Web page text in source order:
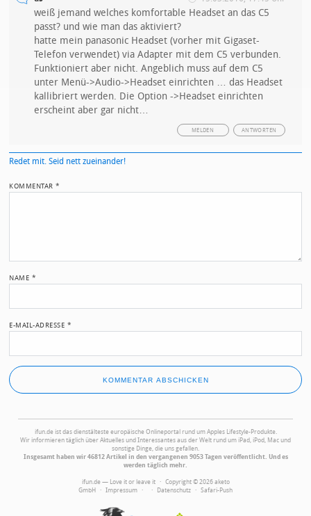
weiß jemand welches komfortable Headset an das C5
passt? und wie man das aktiviert?
hatte mein panasonic Headset (vorher mit Gigaset-
Telefon verwendet) via Adapter mit dem C5 verbunden.
Funktioniert aber nicht. Angeblich muss auf dem C5
unter Menü->Audio->Headset einrichten … das Headset
kallibriert werden. Die Option ->Headset einrichten
erscheint aber gar nicht…
ANTWORTEN
MELDEN
Redet mit. Seid nett zueinander!
KOMMENTAR*
NAME *
E-MAIL-ADRESSE *
ifun.de ist das dienstälteste europäische Onlineportal rund um Apples Lifestyle-Produkte.
Wir informieren täglich über Aktuelles und Interessantes aus der Welt rund um iPad, iPod, Mac und
sonstige Dinge, die uns gefallen.
Insgesamt haben wir 46812 Artikel in den vergangenen 9053 Tagen veröffentlicht. Und es
werden täglich mehr.
ifun.de — Love it or leave it · Copyright © 2026 aketo
GmbH · Impressum · · Datenschutz · Safari-Push